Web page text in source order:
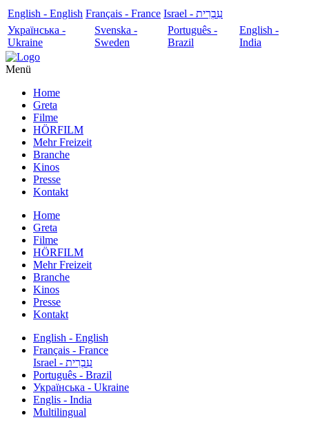
English - English Français - France
עִבְרִית - Israel
Українська -
Ukraine
Svenska -
Sweden
Português -
Brazil
English -
India
Menü
Home
Greta
Filme
HÖRFILM
Mehr Freizeit
Branche
Kinos
Presse
Kontakt
Home
Greta
Filme
HÖRFILM
Mehr Freizeit
Branche
Kinos
Presse
Kontakt
English - English
Français - France
עִבְרִית - Israel
Português - Brazil
Українська - Ukraine
Englis - India
Multilingual